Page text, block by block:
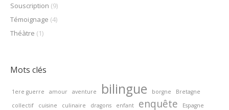
Souscription (9)
Témoignage (4)
Théàtre (1)
Mots clés
1ere guerre amour aventure bilingue borgne
Bretagne
collectif
cuisine culinaire dragons enfant enquête Espagne